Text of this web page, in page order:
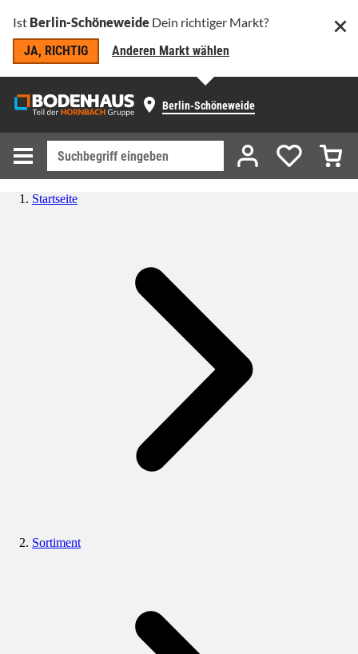
Ist Berlin-Schöneweide Dein richtiger Markt?
JA, RICHTIG
Anderen Markt wählen
Berlin-Schöneweide
Startseite
Sortiment